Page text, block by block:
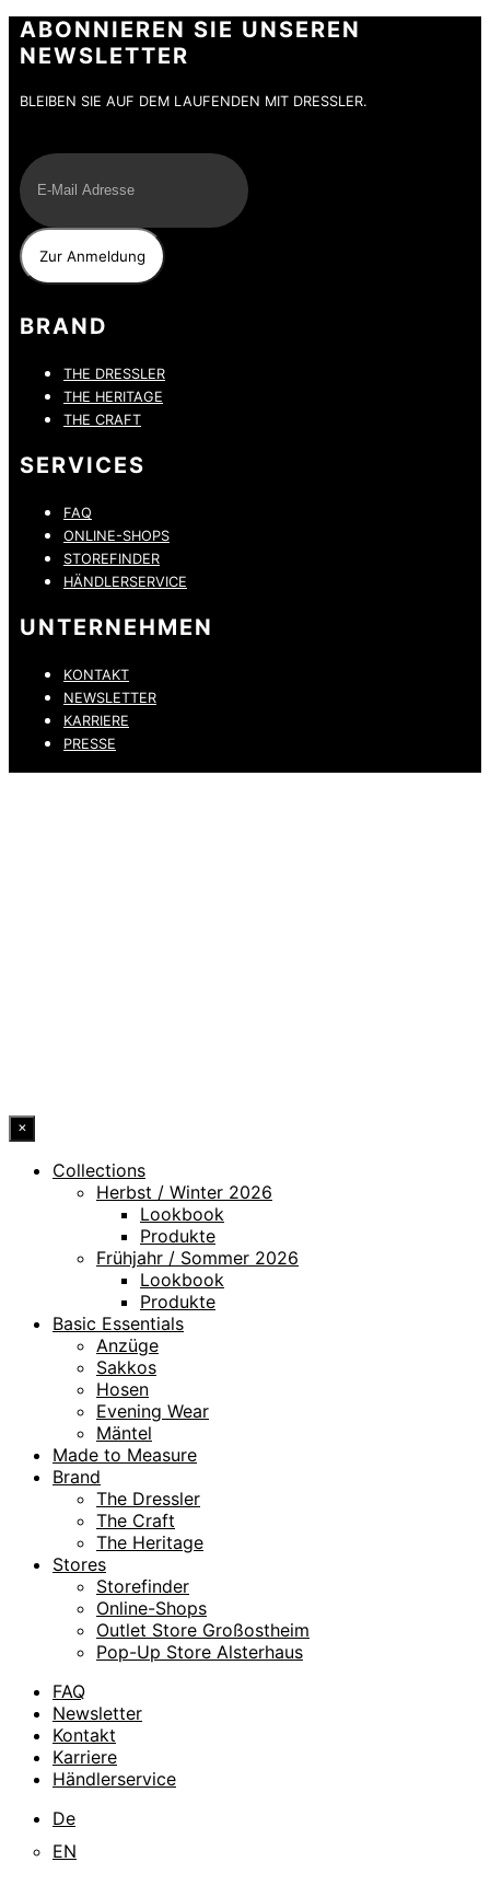
ABONNIEREN SIE UNSEREN
NEWSLETTER
BLEIBEN SIE AUF DEM LAUFENDEN MIT DRESSLER.
BRAND
THE DRESSLER
THE HERITAGE
THE CRAFT
SERVICES
FAQ
ONLINE-SHOPS
STOREFINDER
HÄNDLERSERVICE
UNTERNEHMEN
KONTAKT
NEWSLETTER
KARRIERE
PRESSE
×
Collections
Herbst / Winter 2026
Lookbook
Produkte
Frühjahr / Sommer 2026
Lookbook
Produkte
Basic Essentials
Anzüge
Sakkos
Hosen
Evening Wear
Mäntel
Made to Measure
Brand
The Dressler
The Craft
The Heritage
Stores
Storefinder
Online-Shops
Outlet Store Großostheim
Pop-Up Store Alsterhaus
FAQ
Newsletter
Kontakt
Karriere
Händlerservice
De
EN